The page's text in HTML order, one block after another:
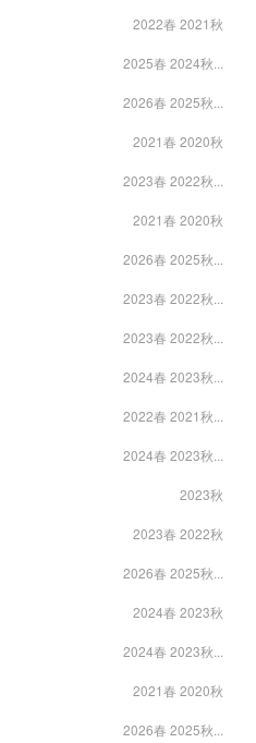
2022春 2021秋
2025春 2024秋...
2026春 2025秋...
2021春 2020秋
2023春 2022秋...
2021春 2020秋
2026春 2025秋...
2023春 2022秋...
2023春 2022秋...
2024春 2023秋...
2022春 2021秋...
2024春 2023秋...
2023秋
2023春 2022秋
2026春 2025秋...
2024春 2023秋
2024春 2023秋...
2021春 2020秋
2026春 2025秋...